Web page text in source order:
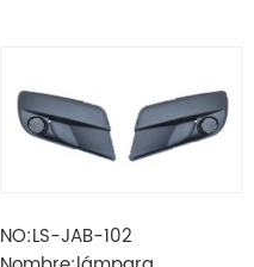
NO:LS-JAB-102